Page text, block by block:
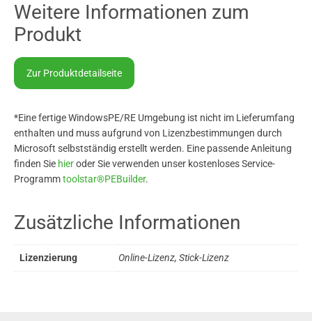
Weitere Informationen zum
Produkt
Zur Produktdetailseite
*Eine fertige WindowsPE/RE Umgebung ist nicht im Lieferumfang
enthalten und muss aufgrund von Lizenzbestimmungen durch
Microsoft selbstständig erstellt werden. Eine passende Anleitung
finden Sie hieroder Sie verwenden unser kostenloses Service-
Programmtoolstar®PEBuilder.
Zusätzliche Informationen
Lizenzierung Online-Lizenz, Stick-Lizenz